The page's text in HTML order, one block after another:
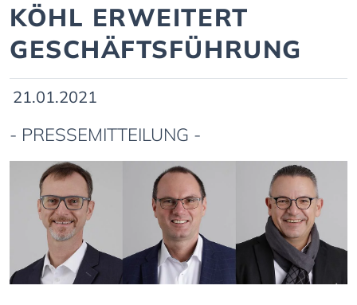
KÖHL ERWEITERT
GESCHÄFTSFÜHRUNG
21.01.2021
- PRESSEMITTEILUNG -